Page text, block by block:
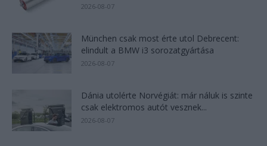
2026-08-07
München csak most érte utol Debrecent:
elindult a BMW i3 sorozatgyártása
2026-08-07
Dánia utolérte Norvégiát: már náluk is szinte
csak elektromos autót vesznek...
2026-08-07